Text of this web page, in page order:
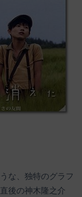
な、独特のグラフ
後の神木隆之介